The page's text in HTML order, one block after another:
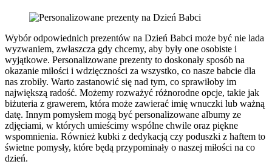
Wybór odpowiednich prezentów na Dzień Babci może być nie lada
wyzwaniem, zwłaszcza gdy chcemy, aby były one osobiste i
wyjątkowe. Personalizowane prezenty to doskonały sposób na
okazanie miłości i wdzięczności za wszystko, co nasze babcie dla
nas zrobiły. Warto zastanowić się nad tym, co sprawiłoby im
największą radość. Możemy rozważyć różnorodne opcje, takie jak
biżuteria z grawerem, która może zawierać imię wnuczki lub ważną
datę. Innym pomysłem mogą być personalizowane albumy ze
zdjęciami, w których umieścimy wspólne chwile oraz piękne
wspomnienia. Również kubki z dedykacją czy poduszki z haftem to
świetne pomysły, które będą przypominały o naszej miłości na co
dzień.